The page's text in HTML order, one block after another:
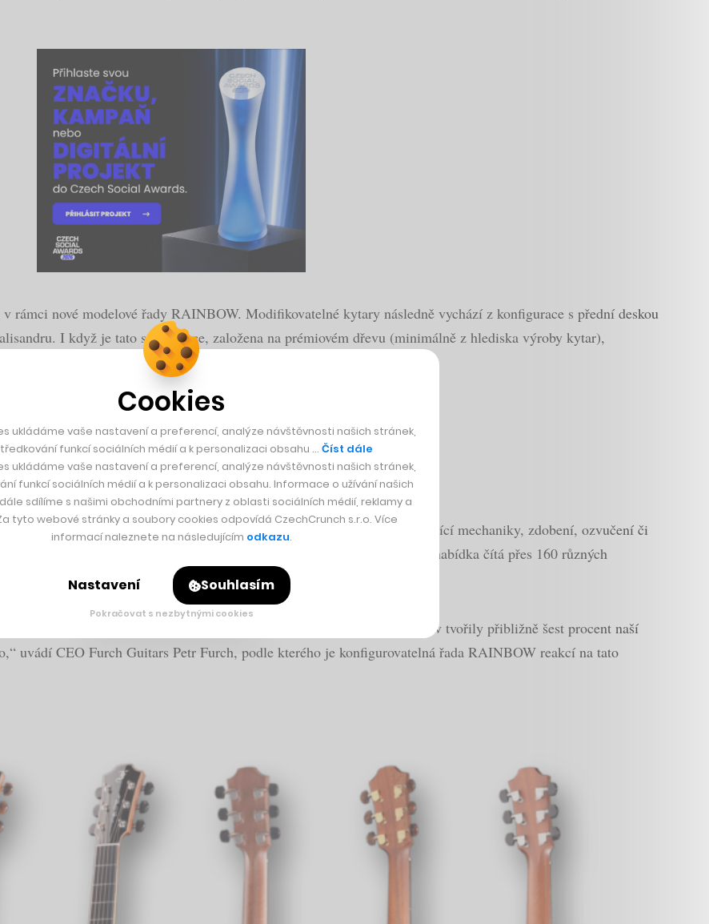
nové modelové řady RAINBOW. Modifikovatelné kytary následně vychází z konfigurace s přední deskou
I když je tato specifikace, založena na prémiovém dřevu (minimálně z hlediska výroby kytar),
krocích.
autonomně pohybovat a běhat jako člověk
vylepší. Může se jednat například o počet strun, doplňkový materiál, ladící mechaniky, zdobení, ozvučení či
na základě jeho volby výběru těla celé kytary. Furch Guitars uvádí, že nabídka čítá přes 160 různých
25 tisíc různých modelů.
trvale s vyšší mírou zakázkových úprav tvořily přibližně šest procent naší
uvádí CEO Furch Guitars Petr Furch, podle kterého je konfigurovatelná řada RAINBOW reakcí na tato
Cookies
ukládáme vaše nastavení a preferencí, analýze návštěvnosti našich stránek,
funkcí sociálních médií a k personalizaci obsahu … Číst dále
ukládáme vaše nastavení a preferencí, analýze návštěvnosti našich stránek,
funkcí sociálních médií a k personalizaci obsahu. Informace o užívání našich
sdílíme s našimi obchodními partnery z oblasti sociálních médií, reklamy a
tyto webové stránky a soubory cookies odpovídá CzechCrunch s.r.o. Více
informací naleznete na následujícím odkazu.
Nastavení Souhlasím
Pokračovat s nezbytnými cookies